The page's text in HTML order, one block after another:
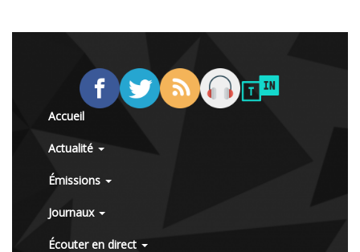
Accueil
Actualité
Émissions
Journaux
Écouter en direct